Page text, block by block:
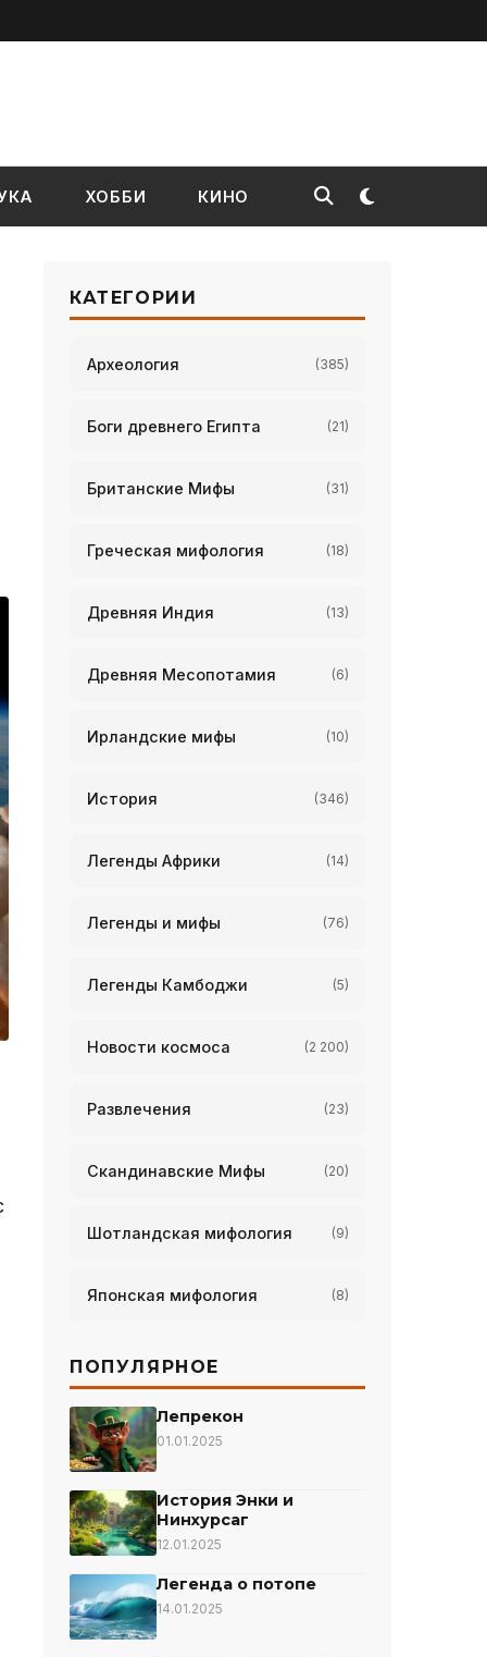
ХОББИ КИНО
КАТЕГОРИИ
Археология (385)
Боги древнего Египта (21)
Британские Мифы (31)
Греческая мифология (18)
Древняя Индия (13)
Древняя Месопотамия (6)
Ирландские мифы (10)
История (346)
Легенды Африки (14)
Легенды и мифы (76)
Легенды Камбоджи (5)
Новости космоса (2 200)
Развлечения (23)
Скандинавские Мифы (20)
Шотландская мифология (9)
Японская мифология (8)
ПОПУЛЯРНОЕ
Лепрекон
01.01.2025
История Энки и
Нинхурсаг
12.01.2025
Легенда о потопе
14.01.2025